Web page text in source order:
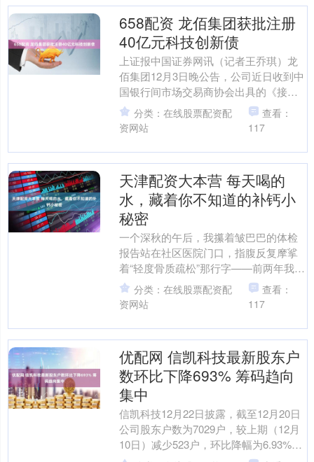
658配资 龙佰集团获批注册
40亿元科技创新债
上证报中国证券网讯（记者王乔琪）龙
佰集团12月3日晚公告，公司近日收到中
国银行间市场交易商协会出具的《接受
注册通知书》，交易商协会决定接受公
司科技创新债券注册。....
分类：在线股票配资配
资网站
查看：
117
天津配资大本营 每天喝的
水，藏着你不知道的补钙小
秘密
一个深秋的午后，我攥着皱巴巴的体检
报告站在社区医院门口，指腹反复摩挲
着“轻度骨质疏松”那行字——前两年我就
开始吃钙片，可胃里总反酸，有时候蹲
下来系鞋带都费劲，医....
分类：在线股票配资配
资网站
查看：
117
优配网 信凯科技最新股东户
数环比下降693% 筹码趋向
集中
信凯科技12月22日披露，截至12月20日
公司股东户数为7029户，较上期（12月
10日）减少523户，环比降幅为6.93%。